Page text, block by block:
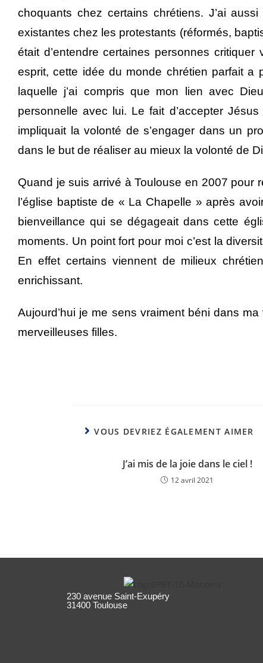
choquants chez certains chrétiens. J’ai
existantes chez les protestants (réformés,
était d’entendre certaines personnes
esprit, cette idée du monde chrétien parfait
laquelle j’ai compris que mon lien avec
personnelle avec lui. Le fait d’accepter
impliquait la volonté de s’engager dans un
dans le but de réaliser au mieux la volonté de
Quand je suis arrivé à Toulouse en 2007 pour
l’église baptiste de « La Chapelle » après
bienveillance qui se dégageait dans cette
moments. Un point fort pour moi c’est la
En effet certains viennent de milieux
enrichissant.
Aujourd’hui je me sens vraiment béni dans
merveilleuses filles.
VOUS DEVRIEZ ÉGALEMENT AIMER
J’ai mis de la joie dans le ciel !
12 avril 2021
230 avenue Saint-Exupéry
31400 Toulouse